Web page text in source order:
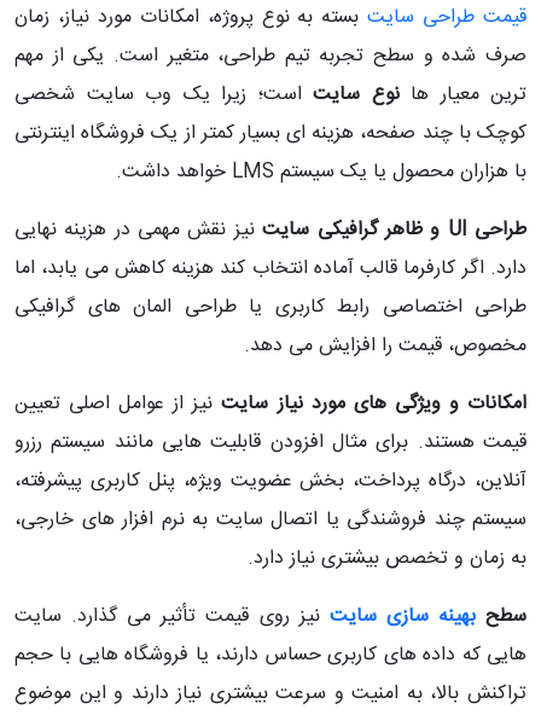
قیمت طراحی سایتبسته به نوع پروژه، امکانات مورد نیاز، زمان
صرف‌ شده و سطح تجربه تیم طراحی، متغیر است. یکی از مهم‌
ترین معیار هانوع سایت است؛ زیرا یک وب‌ سایت شخصی
کوچک با چند صفحه، هزینه‌ ای بسیار کمتر از یک فروشگاه اینترنتی
با هزاران محصول یا یک سیستم LMS خواهد داشت.
طراحی UI و ظاهر گرافیکی سایت
نیز نقش مهمی در هزینه نهایی
دارد. اگر کارفرما قالب آماده انتخاب کند هزینه کاهش می‌ یابد، اما
طراحی اختصاصی رابط کاربری یا طراحی المان‌ های گرافیکی
مخصوص، قیمت را افزایش می‌ دهد.
امکانات و ویژگی‌ های مورد نیاز سایتنیز از عوامل اصلی تعیین
قیمت هستند. برای مثال افزودن قابلیت‌ هایی مانند سیستم رزرو
آنلاین، درگاه پرداخت، بخش عضویت ویژه، پنل کاربری پیشرفته،
سیستم چند فروشندگی یا اتصال سایت به نرم‌ افزار های خارجی،
به زمان و تخصص بیشتری نیاز دارد.
سطحبهینه‌ سازی سایت نیز روی قیمت تأثیر می‌ گذارد. سایت‌
هایی که داده‌ های کاربری حساس دارند، یا فروشگاه‌ هایی با حجم
تراکنش بالا، به امنیت و سرعت بیشتری نیاز دارند و این موضوع